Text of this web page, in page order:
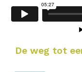
De weg tot